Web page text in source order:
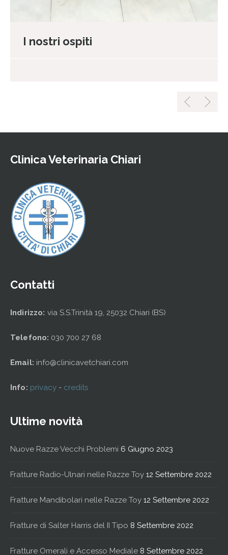
I nostri ospiti
Clinica Veterinaria Chiari
Contatti
Indirizzo: via S.S.Trinità 19, 25032 Chiari (BS)
Telefono: 030 700 27 68
Email: info@clinicavetchiari.com
Info: privacy - credits
Ultime novità
Nuove Razze Vecchi Problemi 6 Giugno 2023
Fratture Radio-Ulnari nelle Razze Toy 12 Settembre 2022
Fratture Mandibolari nelle Razze Toy 12 Settembre 2022
Fratture di Salter Harris del II Tipo 8 Settembre 2022
Fratture Omerali e Accesso Mediale 8 Settembre 2022